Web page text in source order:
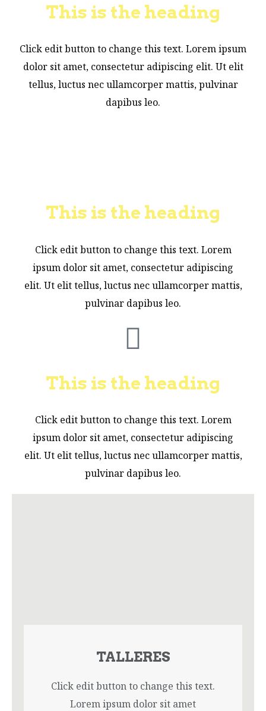
This is the heading
Click edit button to change this text. Lorem ipsum
dolor sit amet, consectetur adipiscing elit. Ut elit
tellus, luctus nec ullamcorper mattis, pulvinar
dapibus leo.
This is the heading
Click edit button to change this text. Lorem
ipsum dolor sit amet, consectetur adipiscing
elit. Ut elit tellus, luctus nec ullamcorper mattis,
pulvinar dapibus leo.
This is the heading
Click edit button to change this text. Lorem
ipsum dolor sit amet, consectetur adipiscing
elit. Ut elit tellus, luctus nec ullamcorper mattis,
pulvinar dapibus leo.
TALLERES
Click edit button to change this text.
Lorem ipsum dolor sit amet